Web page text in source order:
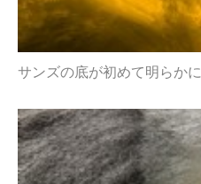
サンズの底が初めて明らか